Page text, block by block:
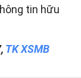
tin hữu
TK XSMB